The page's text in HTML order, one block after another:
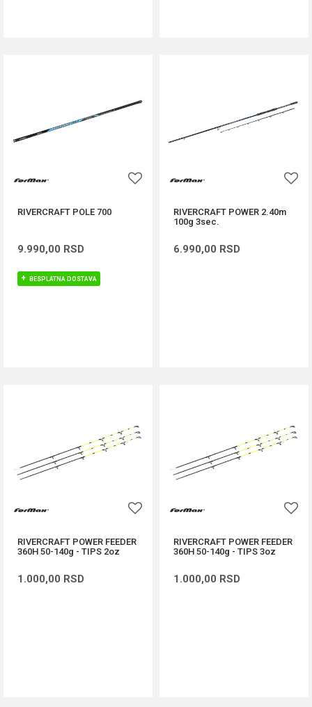
RIVERCRAFT POLE 700
9.990,00 RSD
BESPLATNA DOSTAVA
RIVERCRAFT POWER 2.40m
100g 3sec.
6.990,00 RSD
RIVERCRAFT POWER FEEDER
360H 50-140g - TIPS 2oz
1.000,00 RSD
RIVERCRAFT POWER FEEDER
360H 50-140g - TIPS 3oz
1.000,00 RSD